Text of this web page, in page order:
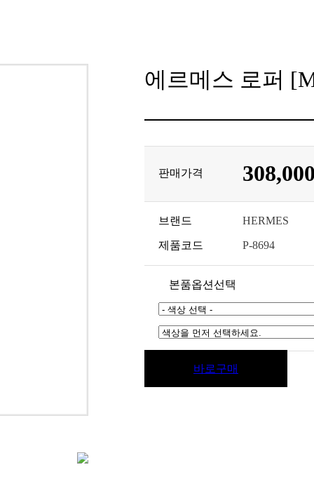
에르메스 로퍼
판매가격
브랜드 HERMES
제품코드 P-8694
본품옵션선택
바로구매